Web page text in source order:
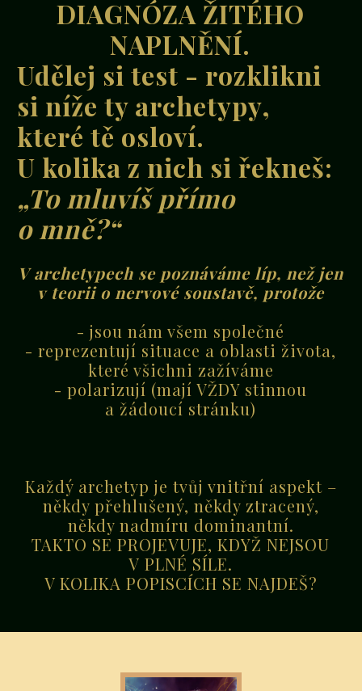
DIAGNÓZA ŽITÉHO
NAPLNĚNÍ.
Udělej si test - rozklikni
si níže ty archetypy,
které tě osloví.
U kolika z nich si řekneš:
„To mluvíš přímo
o mně?“
V archetypech se poznáváme líp, než jen
v teorii o nervové soustavě, protože
- jsou nám všem společné
- reprezentují situace a oblasti života,
které všichni zažíváme
- polarizují (mají VŽDY stinnou
a žádoucí stránku)
Každý archetyp je tvůj vnitřní aspekt –
někdy přehlušený, někdy ztracený,
někdy nadmíru dominantní.
TAKTO SE PROJEVUJE, KDYŽ NEJSOU
V PLNÉ SÍLE.
V KOLIKA POPISCÍCH SE NAJDEŠ?